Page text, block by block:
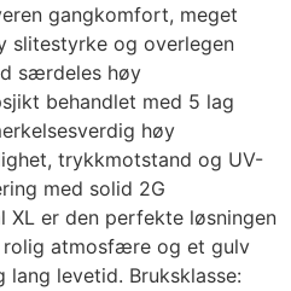
gangkomfort, meget
slitestyrke og overlegen
særdeles høy
behandlet med 5 lag
høy
trykkmotstand og UV-
med solid 2G
XL er den perfekte løsningen
rolig atmosfære og et gulv
lang levetid. Bruksklasse: